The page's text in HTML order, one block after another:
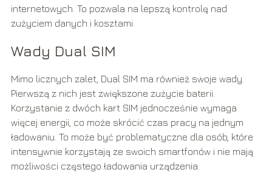
internetowych. To pozwala na lepszą kontrolę nad
zużyciem danych i kosztami.
Wady Dual SIM
Mimo licznych zalet, Dual SIM ma również swoje wady.
Pierwszą z nich jest zwiększone zużycie baterii.
Korzystanie z dwóch kart SIM jednocześnie wymaga
więcej energii, co może skrócić czas pracy na jednym
ładowaniu. To może być problematyczne dla osób, które
intensywnie korzystają ze swoich smartfonów i nie mają
możliwości częstego ładowania urządzenia.